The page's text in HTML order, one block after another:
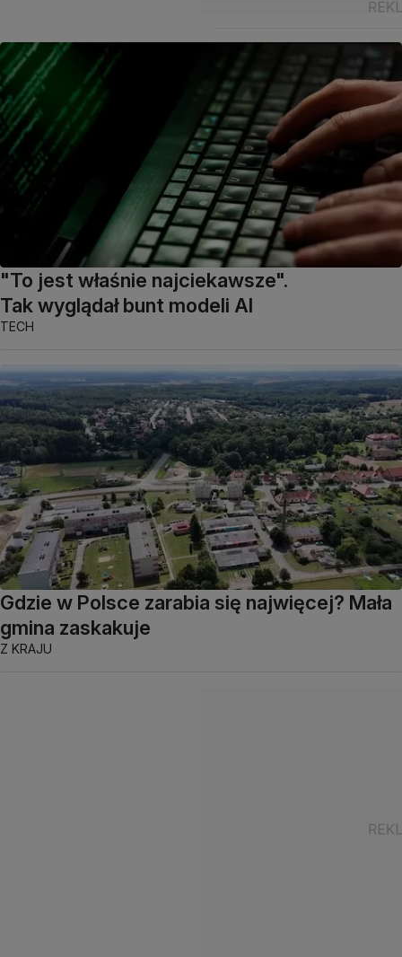
"To jest właśnie najciekawsze".
Tak wyglądał bunt modeli AI
TECH
Gdzie w Polsce zarabia się najwięcej? Mała
gmina zaskakuje
Z KRAJU